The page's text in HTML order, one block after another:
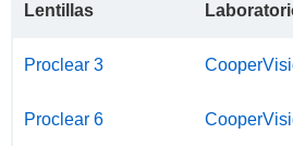
Lentillas
Proclear 3
Proclear 6